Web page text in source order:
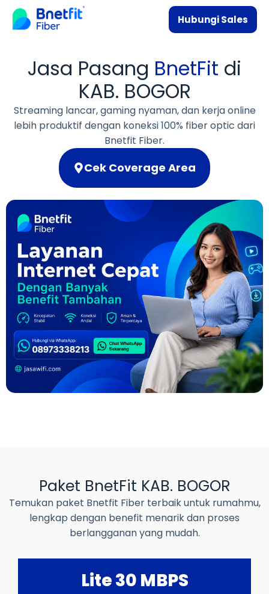
Hubungi Sales
Jasa Pasang BnetFit di
KAB. BOGOR
Streaming lancar, gaming nyaman, dan kerja online
lebih produktif dengan koneksi 100% fiber optic dari
Bnetfit Fiber.
Cek Coverage Area
Paket BnetFit KAB. BOGOR
Temukan paket Bnetfit Fiber terbaik untuk rumahmu,
lengkap dengan benefit menarik dan proses
berlangganan yang mudah.
Lite 30 MBPS